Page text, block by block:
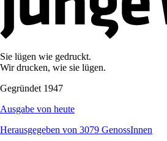
Sie lügen wie gedruckt.
Wir drucken, wie sie lügen.
Gegründet 1947
Ausgabe von heute
Herausgegeben von 3079 GenossInnen